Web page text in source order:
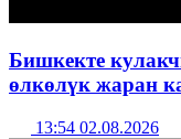
Бишкекте
өлкөлүк жаран
13:54 02.08.2026